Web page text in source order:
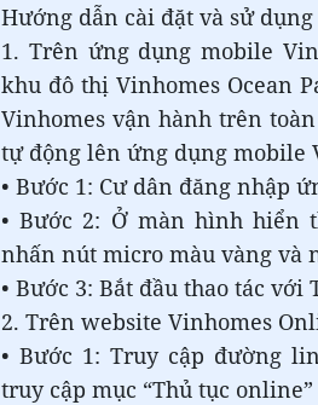
Hướng dẫn cài đặt và sử
1. Trên ứng dụng mobile
khu đô thị Vinhomes Ocean
Vinhomes vận hành trên
tự động lên ứng dụng mobile
• Bước 1: Cư dân đăng nhập
• Bước 2: Ở màn hình hiển
nhấn nút micro màu vàng và
• Bước 3: Bắt đầu thao tác
2. Trên website Vinhomes
• Bước 1: Truy cập đường
truy cập mục “Thủ tục online”